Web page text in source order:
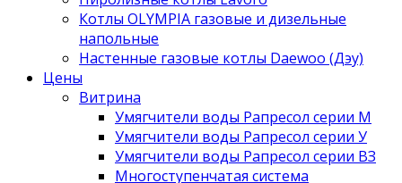
Котлы OLYMPIA газовые и дизельные
напольные
Настенные газовые котлы Daewoo (Дэу)
Цены
Витрина
Умягчители воды Рапресол серии М
Умягчители воды Рапресол серии У
Умягчители воды Рапресол серии ВЗ
Многоступенчатая система